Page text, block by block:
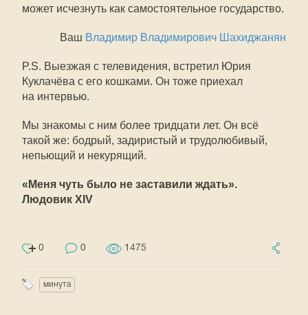
может исчезнуть как самостоятельное государство.
Ваш Владимир Владимирович Шахиджанян
P.S. Выезжая с телевидения, встретил Юрия
Куклачёва с его кошками. Он тоже приехал
на интервью.
Мы знакомы с ним более тридцати лет. Он всё
такой же: бодрый, задиристый и трудолюбивый,
непьющий и некурящий.
«Меня чуть было не заставили ждать».
Людовик XIV
0 0 1475
минута